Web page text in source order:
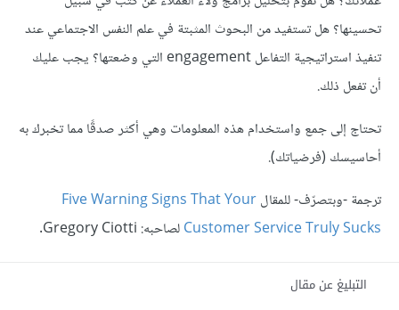
تحسينها؟ هل تستفيد من البحوث المثبتة في علم النفس الاجتماعي عند
تنفيذ استراتيجية التفاعل engagement التي وضعتها؟ يجب عليك
أن تفعل ذلك.
تحتاج إلى جمع واستخدام هذه المعلومات وهي أكثر صدقًا مما تخبرك به
أحاسيسك (فرضياتك).
ترجمة -وبتصرّف- للمقالFive Warning Signs That Your
Customer Service Truly Sucksلصاحبه: Gregory Ciotti.
التبليغ عن مقال